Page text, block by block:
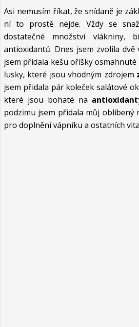
Asi nemusím říkat, že snídaně je
ní to prostě nejde. Vždy se
dostatečné množství vlákniny,
antioxidantů. Dnes jsem zvolila dvě
jsem přidala kešu oříšky osmahnuté
lusky, které jsou vhodným zdrojem
jsem přidala pár koleček salátové
které jsou bohaté na
podzimu jsem přidala můj oblíbený
pro doplnění vápníku a ostatních